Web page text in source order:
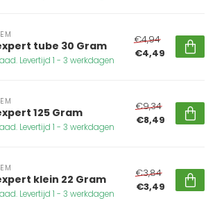
tube 30 Gram
Levertijd 1 - 3 werkdagen
€4,94
€4,49
125 Gram
Levertijd 1 - 3 werkdagen
€9,34
€8,49
klein 22 Gram
Levertijd 1 - 3 werkdagen
€3,84
€3,49